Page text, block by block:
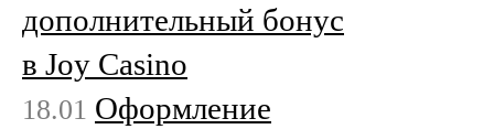
дополнительный бонус
в Joy Casino
18.01 Оформление